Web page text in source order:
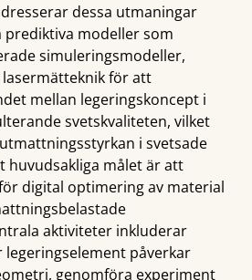
dessa utmaningar
prediktiva modeller som
simuleringsmodeller,
för att
mellan legeringskoncept i
svetskvaliteten, vilket
i svetsade
huvudsakliga målet är att
digital optimering av material
aktiviteter inkluderar
påverkar
genomföra experiment